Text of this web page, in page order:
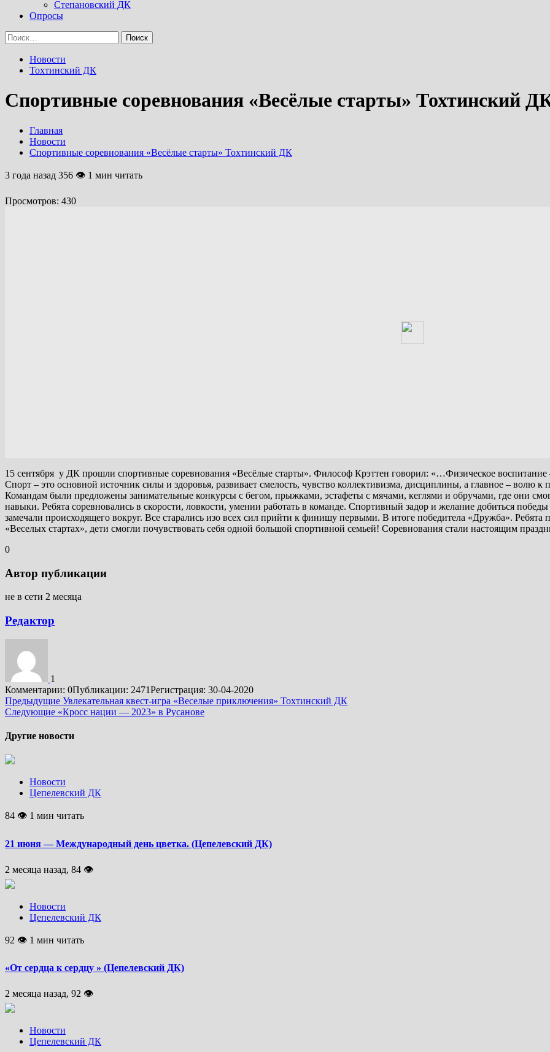
Степановский ДК
Опросы
Найти:
Новости
Тохтинский ДК
Спортивные соревнования «Весёлые старты» Тохтинский
Главная
Новости
Спортивные соревнования «Весёлые старты» Тохтинский ДК
3 года назад 356 👁 1 мин читать
Просмотров: 430
15 сентября у ДК прошли спортивные соревнования «Весёлые старты». Философ Крэттен говорил: «…Физическое воспитание
Спорт – это основной источник силы и здоровья, развивает смелость, чувство коллективизма, дисциплины, а главное – волю к
Командам были предложены занимательные конкурсы с бегом, прыжками, эстафеты с мячами, кеглями и обручами, где они
навыки. Ребята соревновались в скорости, ловкости, умении работать в команде. Спортивный задор и желание добиться
замечали происходящего вокруг. Все старались изо всех сил прийти к финишу первыми. В итоге победитела «Дружба». Ребята
«Веселых стартах», дети смогли почувствовать себя одной большой спортивной семьей! Соревнования стали настоящим
0
Автор публикации
не в сети 2 месяца
Редактор
1
Комментарии: 0Публикации: 2471Регистрация: 30-04-2020
Подробнее
Предыдущие Увлекательная квест-игра «Веселые приключения» Тохтинский ДК
Следующие «Кросс нации — 2023» в Русанове
Другие новости
Новости
Цепелевский ДК
84 👁 1 мин читать
21 июня — Международный день цветка. (Цепелевский ДК)
2 месяца назад, 84 👁
Новости
Цепелевский ДК
92 👁 1 мин читать
«От сердца к сердцу » (Цепелевский ДК)
2 месяца назад, 92 👁
Новости
Цепелевский ДК